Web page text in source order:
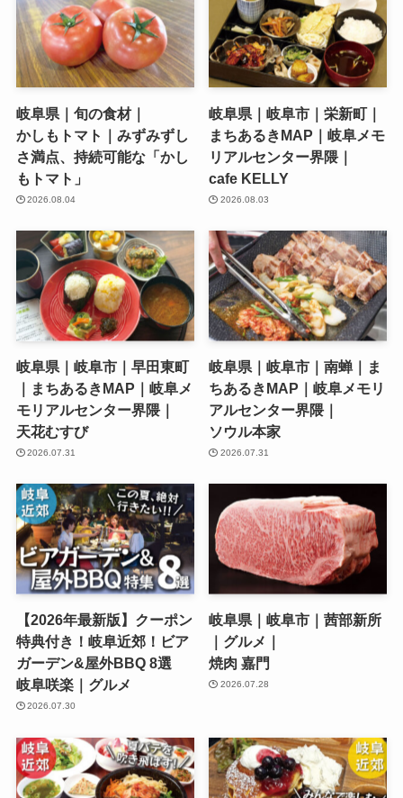
岐阜県｜旬の食材｜
かしもトマト｜みずみずし
さ満点、持続可能な「かし
もトマト」
2026.08.04
岐阜県｜岐阜市｜栄新町｜
まちあるきMAP｜岐阜メモ
リアルセンター界隈｜
cafe KELLY
2026.08.03
岐阜県｜岐阜市｜早田東町
｜まちあるきMAP｜岐阜メ
モリアルセンター界隈｜
天花むすび
2026.07.31
岐阜県｜岐阜市｜南蝉｜ま
ちあるきMAP｜岐阜メモリ
アルセンター界隈｜
ソウル本家
2026.07.31
【2026年最新版】クーポン
特典付き！岐阜近郊！ビア
ガーデン&屋外BBQ 8選
岐阜咲楽｜グルメ
2026.07.30
岐阜県｜岐阜市｜茜部新所
｜グルメ｜
焼肉 嘉門
2026.07.28